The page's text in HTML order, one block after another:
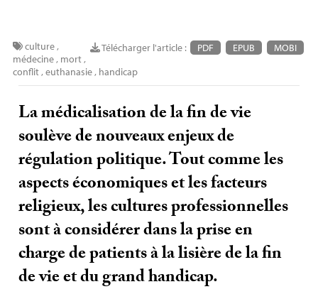
Télécharger l'article : PDF EPUB MOBI
culture,
médecine, mort,
conflit,euthanasie, handicap
La médicalisation de la fin de vie
soulève de nouveaux enjeux de
régulation politique. Tout comme les
aspects économiques et les facteurs
religieux, les cultures professionnelles
sont à considérer dans la prise en
charge de patients à la lisière de la fin
de vie et du grand handicap.